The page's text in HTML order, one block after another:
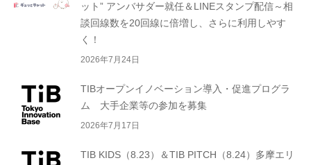
ット” アンバサダー就任＆LINEスタンプ配信～相
談回線数を20回線に倍増し、さらに利用しやす
く！
2026年7月24日
TIBオープンイノベーション導入・促進プログラ
ム 大手企業等の参加を募集
2026年7月17日
TIB KIDS（8.23）＆TIB PITCH（8.24）多摩エリ